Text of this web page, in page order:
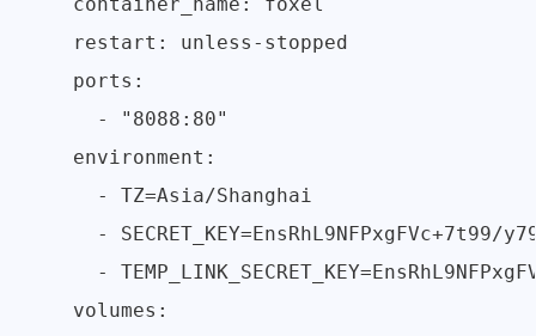
    restart: unless-stopped
    ports:
      - "8088:80"
    environment:
      - TZ=Asia/Shanghai
- SECRET_KEY=EnsRhL9NFPxgFVc+7t99/
-
    volumes: